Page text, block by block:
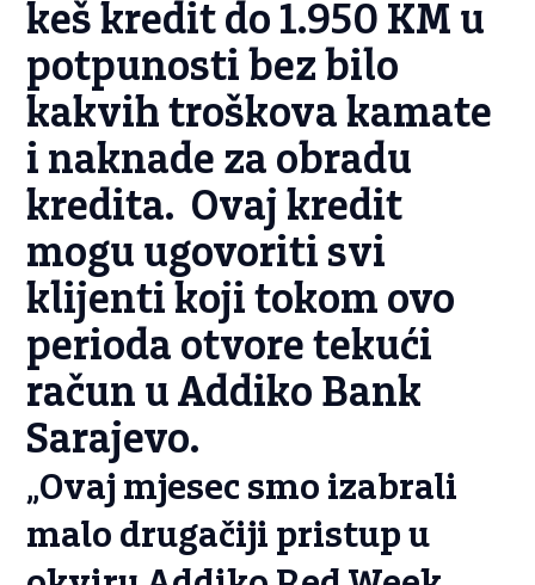
keš kredit do 1.950 KM u
potpunosti bez bilo
kakvih troškova kamate
i naknade za obradu
kredita. Ovaj kredit
mogu ugovoriti svi
klijenti koji tokom ovo
perioda otvore tekući
račun u Addiko Bank
Sarajevo.
„Ovaj mjesec smo izabrali
malo drugačiji pristup u